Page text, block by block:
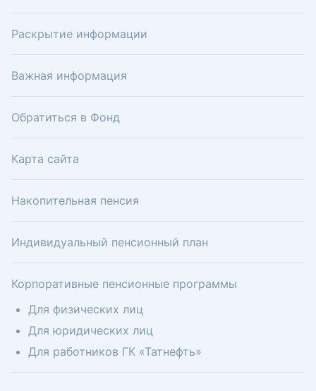
Раскрытие информации
Важная информация
Обратиться в Фонд
Карта сайта
Накопительная пенсия
Индивидуальный пенсионный план
Корпоративные пенсионные программы
Для физических лиц
Для юридических лиц
Для работников ГК «Татнефть»